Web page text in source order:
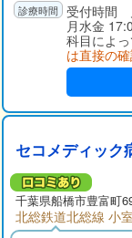
受付時間
月水金
科目によ
は直接の
セコメディック
千葉県船橋市豊富町
北総鉄道北総線 小